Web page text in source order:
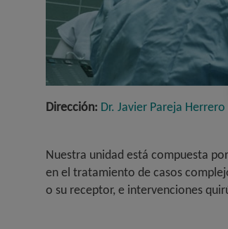
Dirección: Dr. Javier Pareja Herrero
Nuestra unidad está compuesta
en el tratamiento de casos
o su receptor, e intervenciones